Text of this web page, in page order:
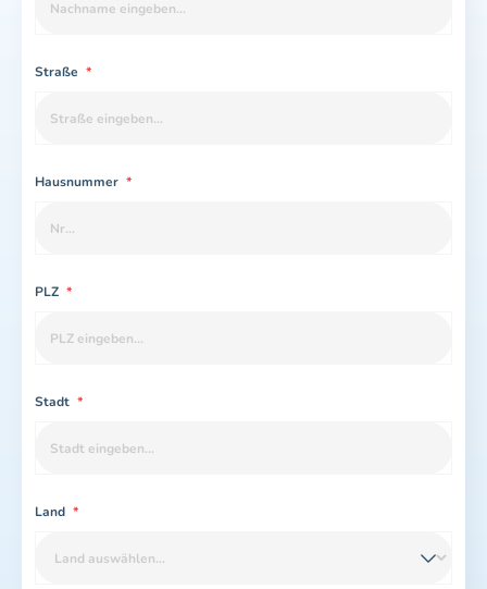
Straße *
Hausnummer *
PLZ *
Stadt *
Land *